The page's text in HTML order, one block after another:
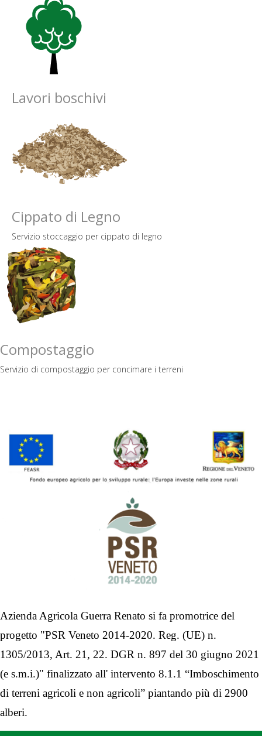
Lavori boschivi
Cippato di Legno
Servizio stoccaggio per cippato di legno
Compostaggio
Servizio di compostaggio per concimare i terreni
Azienda Agricola Guerra Renato si fa promotrice del
progetto "PSR Veneto 2014-2020. Reg. (UE) n.
1305/2013, Art. 21, 22. DGR n. 897 del 30 giugno 2021
(e s.m.i.)" finalizzato all' intervento 8.1.1 “Imboschimento
di terreni agricoli e non agricoli” piantando più di 2900
alberi.